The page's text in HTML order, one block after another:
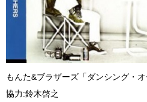
もんた&ブラザーズ「ダンシング・
協力:鈴木啓之